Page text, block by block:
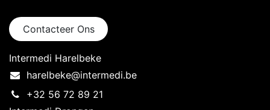
Contacteer Ons
Intermedi Harelbeke
harelbeke@intermedi.be
+32 56 72 89 21